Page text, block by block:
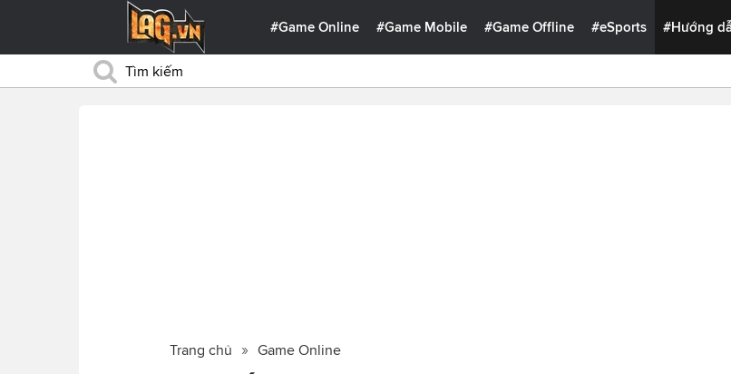
#Game Online #Game Mobile #Game Offline #eSports #Hướng
Trang chủ Game Online